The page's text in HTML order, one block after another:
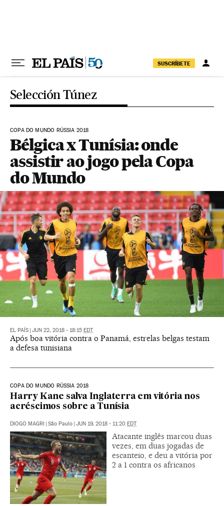
SUSCRÍBETE
Selección Túnez
COPA DO MUNDO RÚSSIA 2018
Bélgica x Tunísia: onde
assistir ao jogo pela Copa
do Mundo
EL PAÍS JUN 22, 2018 - 18:15 EDT
Após boa vitória contra o Panamá, estrelas belgas testam
a defesa tunisiana
COPA DO MUNDO RÚSSIA 2018
Harry Kane salva Inglaterra em vitória nos
acréscimos sobre a Tunísia
DIOGO MAGRI São Paulo JUN 19, 2018 - 11:20 EDT
Atacante inglês marcou duas
vezes, em duas jogadas de
escanteio, e deu a vitória por
2 a 1 contra os africanos